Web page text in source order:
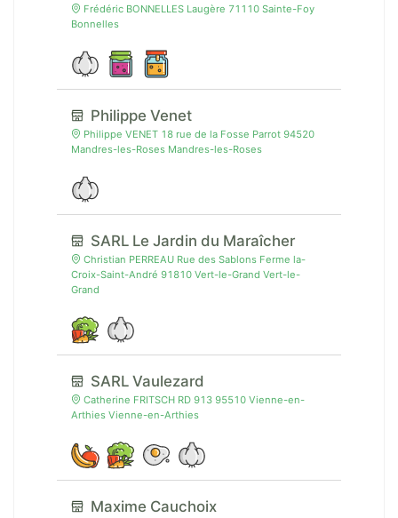
Frédéric BONNELLES Laugère 71110 Sainte-Foy
Bonnelles
Philippe Venet
Philippe VENET 18 rue de la Fosse Parrot 94520
Mandres-les-Roses Mandres-les-Roses
SARL Le Jardin du Maraîcher
Christian PERREAU Rue des Sablons Ferme la-
Croix-Saint-André 91810 Vert-le-Grand Vert-le-
Grand
SARL Vaulezard
Catherine FRITSCH RD 913 95510 Vienne-en-
Arthies Vienne-en-Arthies
Maxime Cauchoix